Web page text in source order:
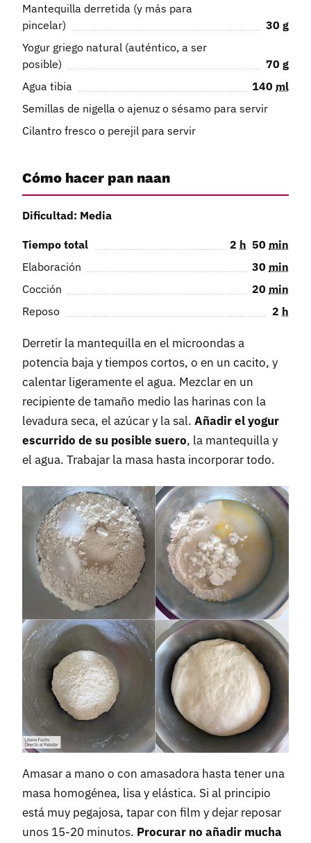
Mantequilla derretida (y más para
pincelar)
30 g
Yogur griego natural (auténtico, a ser
posible)
70 g
Agua tibia
140 ml
Semillas de nigella o ajenuz o sésamo para servir
Cilantro fresco o perejil para servir
Cómo hacer pan naan
Dificultad: Media
Tiempo total 2 h 50 min
Elaboración
30 min
Cocción
20 min
Reposo
2 h
Derretir la mantequilla en el microondas a
potencia baja y tiempos cortos, o en un cacito, y
calentar ligeramente el agua. Mezclar en un
recipiente de tamaño medio las harinas con la
levadura seca, el azúcar y la sal. Añadir el yogur
escurrido de su posible suero, la mantequilla y
el agua. Trabajar la masa hasta incorporar todo.
Amasar a mano o con amasadora hasta tener una
masa homogénea, lisa y elástica. Si al principio
está muy pegajosa, tapar con film y dejar reposar
unos 15-20 minutos. Procurar no añadir mucha